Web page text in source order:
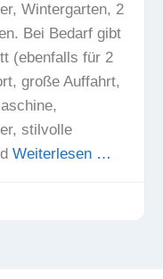
Wintergarten, 2
Bei Bedarf gibt
(ebenfalls für 2
große Auffahrt,
stilvolle
Weiterlesen …